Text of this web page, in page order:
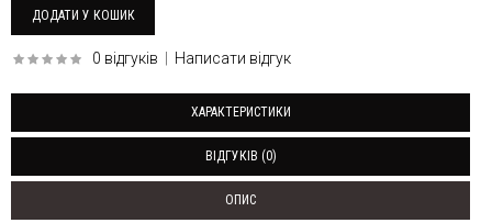
0 відгуків Написати відгук
ХАРАКТЕРИСТИКИ
ВІДГУКІВ (0)
ОПИС